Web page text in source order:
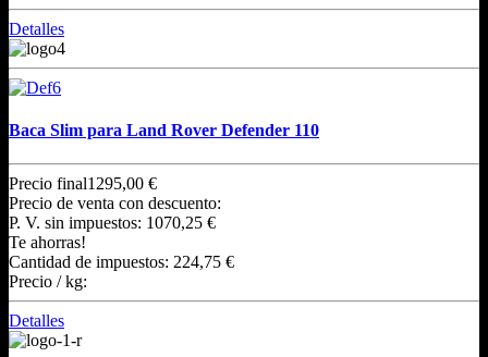
Detalles
Baca Slim para Land Rover Defender 110
Precio final1295,00 €
Precio de venta con descuento:
P. V. sin impuestos: 1070,25 €
Te ahorras!
Cantidad de impuestos: 224,75 €
Precio / kg:
Detalles